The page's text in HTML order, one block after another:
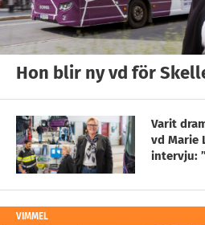
Hon blir ny vd för
Varit
vd Marie
intervju:
VIMMEL